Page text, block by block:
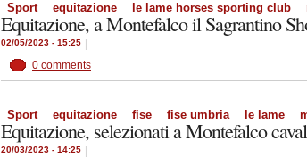
Sport equitazione le lame horses sporting club
Equitazione, a Montefalco il Sagrantino
02/05/2023 - 15:25
0 comments
Sport equitazione fise fise umbria le lame
Equitazione, selezionati a Montefalco
20/03/2023 - 14:25